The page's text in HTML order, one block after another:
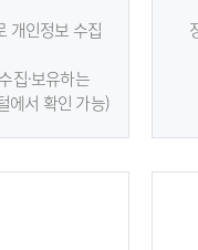
개인정보 수집
집·보유하는
에서 확인 가능)